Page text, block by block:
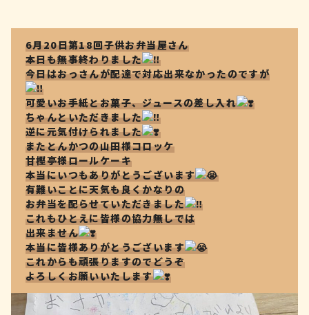
6月20日第18回子供お弁当屋さん
本日も無事終わりました
今日はおっさんが配達で対応出来なかったのですが
可愛いお手紙とお菓子、ジュースの差し入れ
ちゃんといただきました
逆に元気付けられました
またとんかつの山田様コロッケ
甘樫亭様ロールケーキ
本当にいつもありがとうございます
有難いことに天気も良くかなりの
お弁当を配らせていただきました
これもひとえに皆様の協力無しでは
出来ません
本当に皆様ありがとうございます
これからも頑張りますのでどうぞ
よろしくお願いいたします